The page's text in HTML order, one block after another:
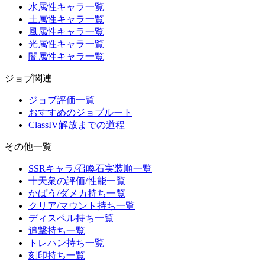
水属性キャラ一覧
土属性キャラ一覧
風属性キャラ一覧
光属性キャラ一覧
闇属性キャラ一覧
ジョブ関連
ジョブ評価一覧
おすすめのジョブルート
ClassIV解放までの道程
その他一覧
SSRキャラ/召喚石実装順一覧
十天衆の評価/性能一覧
かばう/ダメカ持ち一覧
クリア/マウント持ち一覧
ディスペル持ち一覧
追撃持ち一覧
トレハン持ち一覧
刻印持ち一覧